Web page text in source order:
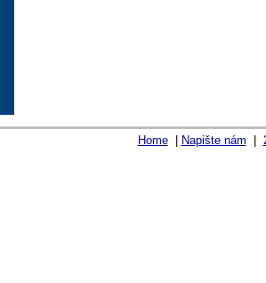
Home| Napište nám